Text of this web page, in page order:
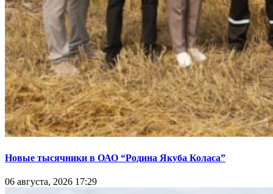
Новые тысячники в ОАО “Родина Якуба Коласа”
06 августа, 2026 17:29